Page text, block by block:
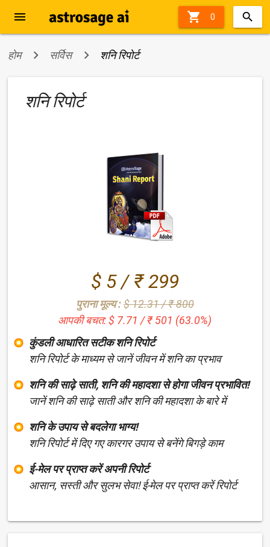
 0
menu
होम सर्विस शनि रिपोर्ट
शनि रिपोर्ट
63%
off
$ 5 / ₹ 299
पुराना मूल्य :$ 12.31 / ₹ 800
आपकी बचत: $ 7.71 / ₹ 501 (63.0%)
कुंडली आधारित सटीक शनि रिपोर्ट
शनि रिपोर्ट के माध्यम से जानें जीवन में शनि का प्रभाव
शनि की साढ़े साती, शनि की महादशा से होगा जीवन प्रभावित!
जानें शनि की साढ़े साती और शनि की महादशा के बारे में
शनि के उपाय से बदलेगा भाग्य!
शनि रिपोर्ट में दिए गए कारगर उपाय से बनेंगे बिगड़े काम
ई-मेल पर प्राप्त करें अपनी रिपोर्ट
आसान, सस्ती और सुलभ सेवा! ई-मेल पर प्राप्त करें रिपोर्ट